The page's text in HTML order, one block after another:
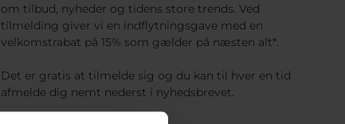
om tilbud, nyheder og tidens store trends. Ved
tilmelding giver vi en indflytningsgave med en
velkomstrabat på 15% som gælder på næsten alt*.
Det er gratis at tilmelde sig og du kan til hver en tid
afmelde dig nemt nederst i nyhedsbrevet.